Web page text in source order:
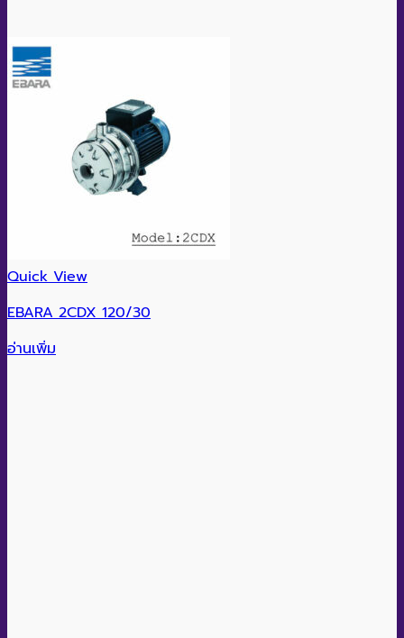
Quick View
EBARA 2CDX 120/30
อ่านเพิ่ม